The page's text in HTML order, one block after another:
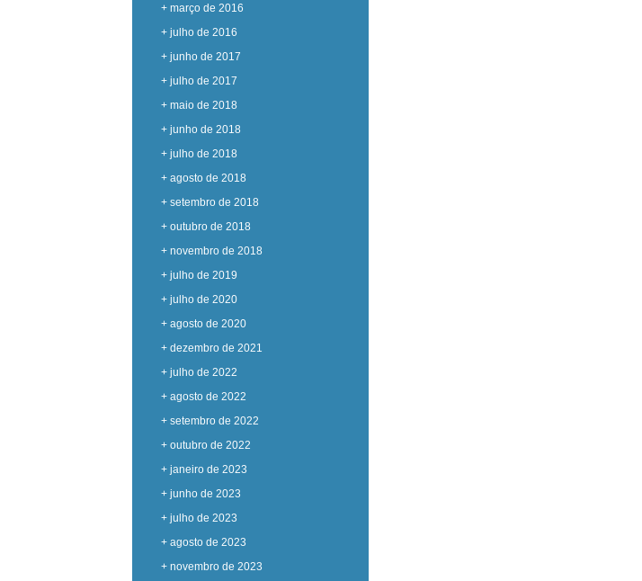
+ março de 2016
+ julho de 2016
+ junho de 2017
+ julho de 2017
+ maio de 2018
+ junho de 2018
+ julho de 2018
+ agosto de 2018
+ setembro de 2018
+ outubro de 2018
+ novembro de 2018
+ julho de 2019
+ julho de 2020
+ agosto de 2020
+ dezembro de 2021
+ julho de 2022
+ agosto de 2022
+ setembro de 2022
+ outubro de 2022
+ janeiro de 2023
+ junho de 2023
+ julho de 2023
+ agosto de 2023
+ novembro de 2023